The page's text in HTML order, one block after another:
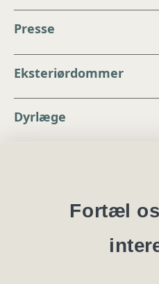
Presse
Eksteriørdommer
Dyrlæge
BlanketterFortæl